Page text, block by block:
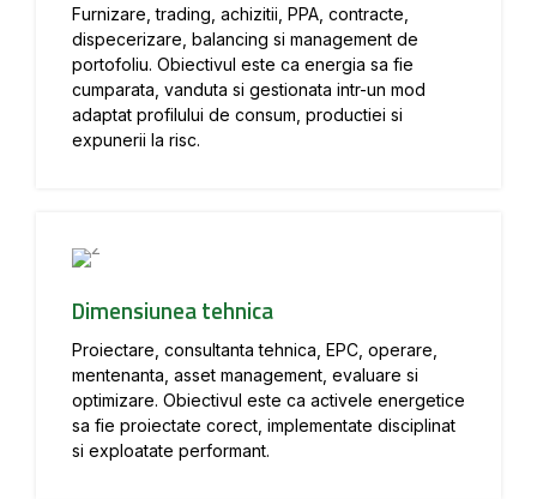
Furnizare, trading, achizitii, PPA, contracte,
dispecerizare, balancing si management de
portofoliu. Obiectivul este ca energia sa fie
cumparata, vanduta si gestionata intr-un mod
adaptat profilului de consum, productiei si
expunerii la risc.
Dimensiunea tehnica
Proiectare, consultanta tehnica, EPC, operare,
mentenanta, asset management, evaluare si
optimizare. Obiectivul este ca activele energetice
sa fie proiectate corect, implementate disciplinat
si exploatate performant.